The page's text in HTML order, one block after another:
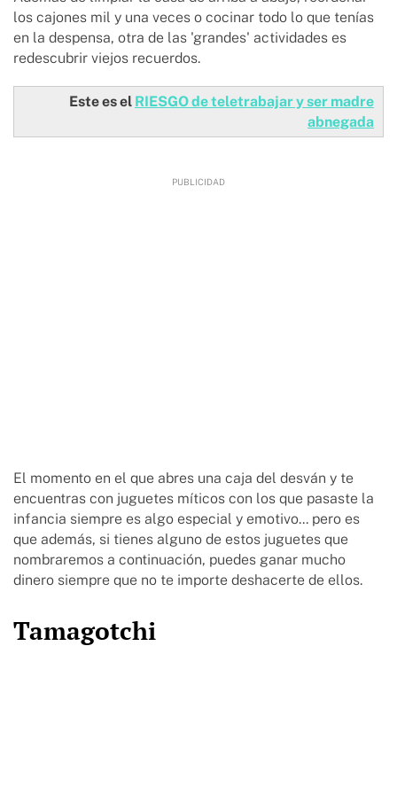
los cajones mil y una veces o cocinar todo lo que tenías
en la despensa, otra de las 'grandes' actividades es
redescubrir viejos recuerdos.
Este es el RIESGO de teletrabajar y ser madre
abnegada
El momento en el que abres una caja del desván y te
encuentras con juguetes míticos con los que pasaste la
infancia siempre es algo especial y emotivo... pero es
que además, si tienes alguno de estos juguetes que
nombraremos a continuación, puedes ganar mucho
dinero siempre que no te importe deshacerte de ellos.
Tamagotchi